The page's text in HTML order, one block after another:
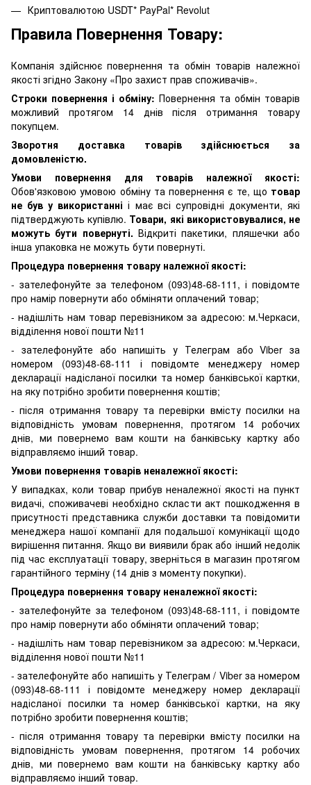
Криптовалютою USDT* PayPal* Revolut
Правила Повернення Товару:
Компанія здійснює повернення та обмін товарів належної
якості згідно Закону «Про захист прав споживачів».
Строки повернення і обміну: Повернення та обмін товарів
можливий протягом 14 днів після отримання товару
покупцем.
Зворотня доставка товарів здійснюється за
домовленістю.
Умови повернення для товарів належної якості:
Обов'язковою умовою обміну та повернення є те, що товар
не був у використанні і має всі супровідні документи, які
підтверджують купівлю. Товари, які використовувалися, не
можуть бути повернуті. Відкриті пакетики, пляшечки або
інша упаковка не можуть бути повернуті.
Процедура повернення товару належної якості:
- зателефонуйте за телефоном (093)48-68-111, і повідомте
про намір повернути або обміняти оплачений товар;
- надішліть нам товар перевізником за адресою: м.Черкаси,
відділення нової пошти №11
- зателефонуйте або напишіть у Телеграм або Viber за
номером (093)48-68-111 і повідомте менеджеру номер
декларації надісланої посилки та номер банківської картки,
на яку потрібно зробити повернення коштів;
- після отримання товару та перевірки вмісту посилки на
відповідність умовам повернення, протягом 14 робочих
днів, ми повернемо вам кошти на банківську картку або
відправляємо інший товар.
Умови повернення товарів неналежної якості:
У випадках, коли товар прибув неналежної якості на пункт
видачі, споживачеві необхідно скласти акт пошкодження в
присутності представника служби доставки та повідомити
менеджера нашої компанії для подальшої комунікації щодо
вирішення питання. Якщо ви виявили брак або інший недолік
під час експлуатації товару, зверніться в магазин протягом
гарантійного терміну (14 днів з моменту покупки).
Процедура повернення товару неналежної якості:
- зателефонуйте за телефоном (093)48-68-111, і повідомте
про намір повернути або обміняти оплачений товар;
- надішліть нам товар перевізником за адресою: м.Черкаси,
відділення нової пошти №11
- зателефонуйте або напишіть у Телеграм / Viber за номером
(093)48-68-111 і повідомте менеджеру номер декларації
надісланої посилки та номер банківської картки, на яку
потрібно зробити повернення коштів;
- після отримання товару та перевірки вмісту посилки на
відповідність умовам повернення, протягом 14 робочих
днів, ми повернемо вам кошти на банківську картку або
відправляємо інший товар.